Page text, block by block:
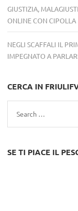
GIUSTIZIA,
ONLINE CON CIPOLLA
NEGLI SCAFFALI IL
IMPEGNATO A
CERCA IN
Search
for:
SE TI PIACE IL